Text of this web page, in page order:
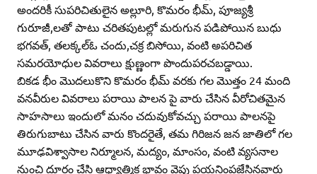
అందరికీ సుపరిచితులైన అల్లూరి, కొమరం భీమ్‌, పూజ్యశ్రీ
గురూజీ,లతో పాటు చరితపుటల్లో మరుగున పడిపోయిన బుధు
భగవత్‌, తలక్కల్‌ఓ చందు,చక్ర బిసోయి, వంటి అపరిచిత
సమరయోధుల వివరాలు క్షుణ్ణంగా పొందుపరచబడ్డాయి.
బికడ భీం మొదలుకొని కొమరం భీమ్‌ వరకు గల మొత్తం 24 మంది
వనవీరుల వివరాలు పరాయి పాలన పై వారు చేసిన వీరోచితమైన
సాహసాలు ఇందులో మనం చదువుకోవచ్చు పరాయి పాలనపై
తిరుగుబాటు చేసిన వారు కొందరైతే, తమ గిరిజన జన జాతిలో గల
మూఢవిశ్వాసాల నిర్మూలన, మద్యం, మాంసం, వంటి వ్యసనాల
నుంచి దూరం చేసి ఆధ్యాత్మిక భావం వైపు పయనింపజేసినవారు